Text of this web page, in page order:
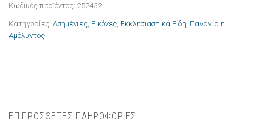
Κωδικός προϊόντος: 252452
Κατηγορίες: Ασημένιες Εικόνες Εκκλησιαστικά Είδη Παναγία η
Αμόλυντος
ΕΠΙΠΡΟΣΘΕΤΕΣ ΠΛΗΡΟΦΟΡΙΕΣ